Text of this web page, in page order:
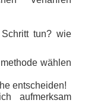
tun? wie
wählen
entscheiden!
aufmerksam